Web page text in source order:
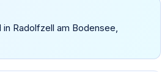
Radolfzell am Bodensee,